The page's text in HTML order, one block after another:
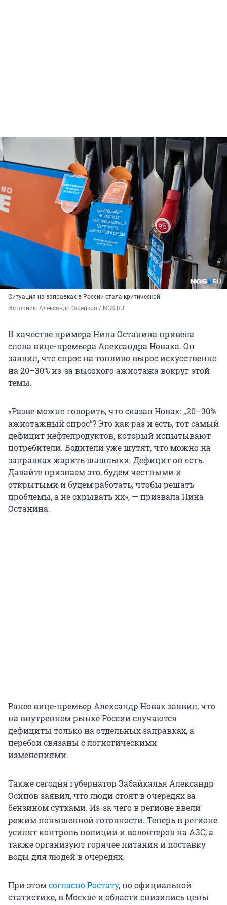
Ситуация на заправках в России стала критической
Источник: Александр Ощепков / NGS.RU
В качестве примера Нина Останина привела
слова вице-премьера Александра Новака. Он
заявил, что спрос на топливо вырос искусственно
на 20–30% из-за высокого ажиотажа вокруг этой
темы.
«Разве можно говорить, что сказал Новак: „20–30%
ажиотажный спрос“? Это как раз и есть, тот самый
дефицит нефтепродуктов, который испытывают
потребители. Водители уже шутят, что можно на
заправках жарить шашлыки. Дефицит он есть.
Давайте признаем это, будем честными и
открытыми и будем работать, чтобы решать
проблемы, а не скрывать их», — призвала Нина
Останина.
Ранее вице-премьер Александр Новак заявил, что
на внутреннем рынке России случаются
дефициты только на отдельных заправках, а
перебои связаны с логистическими
изменениями.
Также сегодня губернатор Забайкалья Александр
Осипов заявил, что люди стоят в очередях за
бензином сутками. Из-за чего в регионе ввели
режим повышенной готовности. Теперь в регионе
усилят контроль полиции и волонтеров на АЗС, а
также организуют горячее питания и поставку
воды для людей в очередях.
При этомсогласно Ростату, по официальной
статистике, в Москве и области снизились цены